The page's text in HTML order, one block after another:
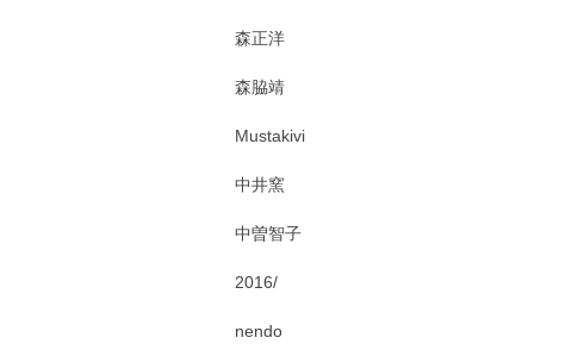
森正洋
森脇靖
Mustakivi
中井窯
中曽智子
2016/
nendo